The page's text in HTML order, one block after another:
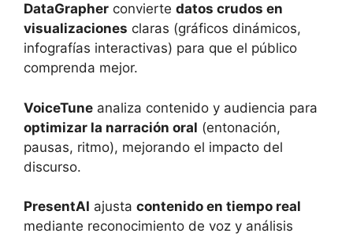
DataGrapher convierte datos crudos en
visualizaciones claras (gráficos dinámicos,
infografías interactivas) para que el público
comprenda mejor.
VoiceTune analiza contenido y audiencia para
optimizar la narración oral (entonación,
pausas, ritmo), mejorando el impacto del
discurso.
PresentAI ajusta contenido en tiempo real
mediante reconocimiento de voz y análisis